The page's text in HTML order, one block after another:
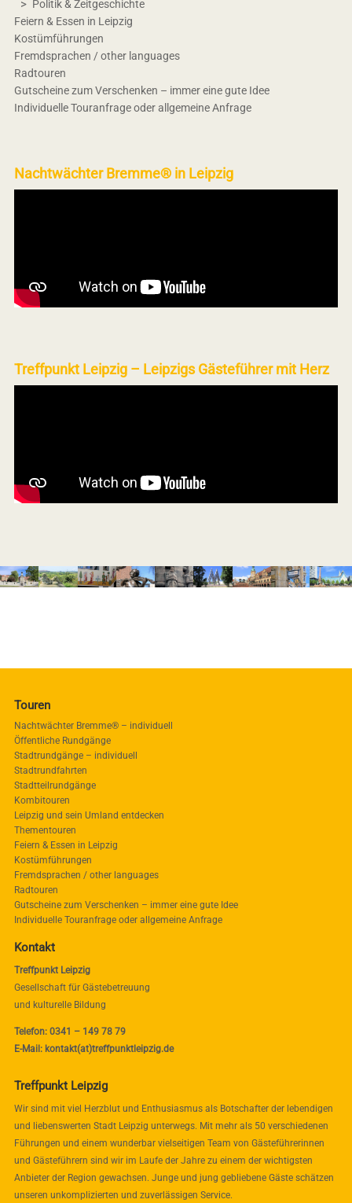
Politik & Zeitgeschichte
Feiern & Essen in Leipzig
Kostümführungen
Fremdsprachen / other languages
Radtouren
Gutscheine zum Verschenken – immer eine gute Idee
Individuelle Touranfrage oder allgemeine Anfrage
Nachtwächter Bremme® in Leipzig
Treffpunkt Leipzig – Leipzigs Gästeführer mit Herz
Touren
Nachtwächter Bremme® – individuell
Öffentliche Rundgänge
Stadtrundgänge – individuell
Stadtrundfahrten
Stadtteilrundgänge
Kombitouren
Leipzig und sein Umland entdecken
Thementouren
Feiern & Essen in Leipzig
Kostümführungen
Fremdsprachen / other languages
Radtouren
Gutscheine zum Verschenken – immer eine gute Idee
Individuelle Touranfrage oder allgemeine Anfrage
Kontakt
Treffpunkt Leipzig
Gesellschaft für Gästebetreuung
und kulturelle Bildung
Telefon: 0341 – 149 78 79
E-Mail: kontakt(at)treffpunktleipzig.de
Treffpunkt Leipzig
Wir sind mit viel Herzblut und Enthusiasmus als Botschafter der lebendigen
und liebenswerten Stadt Leipzig unterwegs. Mit mehr als 50 verschiedenen
Führungen und einem wunderbar vielseitigen Team von Gästeführerinnen
und Gästeführern sind wir im Laufe der Jahre zu einem der wichtigsten
Anbieter der Region gewachsen. Junge und jung gebliebene Gäste schätzen
unseren unkomplizierten und zuverlässigen Service.